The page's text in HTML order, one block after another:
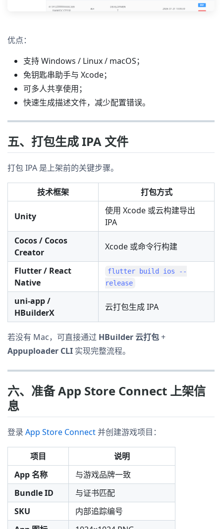
优点：
支持 Windows / Linux / macOS；
免钥匙串助手与 Xcode；
可多人共享使用；
快速生成描述文件，减少配置错误。
五、打包生成 IPA 文件
打包 IPA 是上架前的关键步骤。
技术框架 打包方式
Unity
使用 Xcode 或云构建导出
IPA
Cocos / Cocos
Creator
Xcode 或命令行构建
Flutter / React
Native
flutter build ios --
release
uni-app /
HBuilderX
云打包生成 IPA
若没有 Mac，可直接通过 HBuilder 云打包+
Appuploader CLI 实现完整流程。
六、准备 App Store Connect 上架信
息
登录 App Store Connect并创建游戏项目：
项目
说明
App 名称
与游戏品牌一致
Bundle ID
与证书匹配
SKU
内部追踪编号